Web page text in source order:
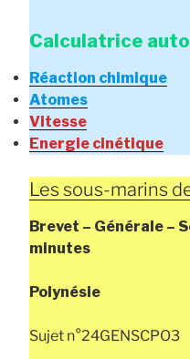
Calculatrice
Réaction chimique
Atomes
Vitesse
Energie cinétique
Les sous-marins
Brevet – Générale –
minutes
Polynésie
Sujet n°24GENSCPO3